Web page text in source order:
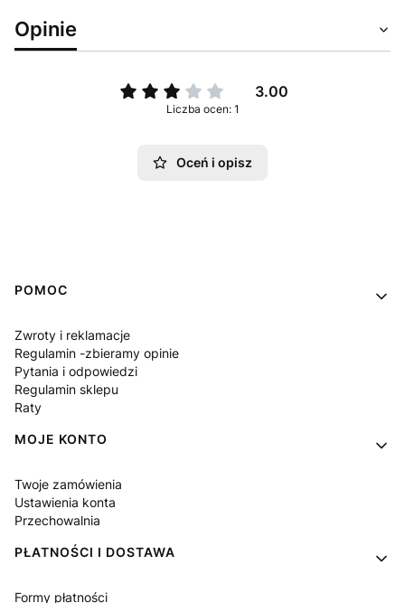
Opinie
3.00
Liczba ocen: 1
Oceń i opisz
Linki w stopce
POMOC
Zwroty i reklamacje
Regulamin -zbieramy opinie
Pytania i odpowiedzi
Regulamin sklepu
Raty
MOJE KONTO
Twoje zamówienia
Ustawienia konta
Przechowalnia
PŁATNOŚCI I DOSTAWA
Formy płatności